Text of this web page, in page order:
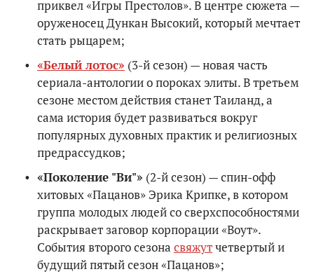
приквел «Игры Престолов». В центре сюжета —
оруженосец Дункан Высокий, который мечтает
стать рыцарем;
«Белый лотос» (3-й сезон) — новая часть
сериала-антологии о пороках элиты. В третьем
сезоне местом действия станет Таиланд, а
сама история будет развиваться вокруг
популярных духовных практик и религиозных
предрассудков;
«Поколение "Ви"» (2-й сезон) — спин-офф
хитовых «Пацанов» Эрика Крипке, в котором
группа молодых людей со сверхспособностями
раскрывает заговор корпорации «Воут».
События второго сезона свяжутчетвертый и
будущий пятый сезон «Пацанов»;